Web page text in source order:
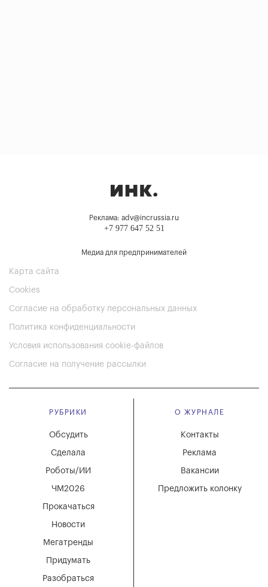
Реклама: adv@incrussia.ru
+7 977 647 52 51
Медиа для предпринимателей
Карта сайта
Cookies
Согласие на обработку персональных данных
Политика конфиденциальности
Условия использования cookie-файлов
Согласие на получение рассылки
РУБРИКИ
Мегатренды
Придумать
Разобраться
Новости
Обсудить
Сделала
Роботы/ИИ
ЧМ2026
Прокачаться
О ЖУРНАЛЕ
Вакансии
Реклама
Контакты
Предложить колонку